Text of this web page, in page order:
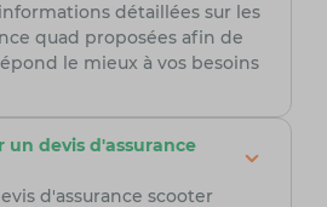
détaillées sur les
quad proposées afin de
le mieux à vos besoins
devis d'assurance
d'assurance scooter